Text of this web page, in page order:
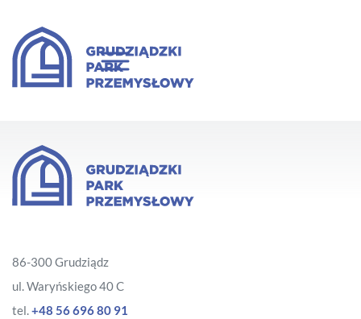
86-300 Grudziądz
ul. Waryńskiego 40 C
tel.+48 56 696 80 91